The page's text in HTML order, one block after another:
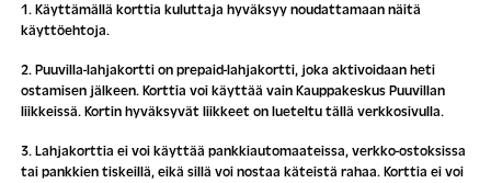
1. Käyttämällä korttia kuluttaja hyväksyy noudattamaan näitä
käyttöehtoja.
2. Puuvilla-lahjakortti on prepaid-lahjakortti, joka aktivoidaan heti
ostamisen jälkeen. Korttia voi käyttää vain Kauppakeskus Puuvillan
liikkeissä. Kortin hyväksyvät liikkeet on lueteltu tällä verkkosivulla.
3. Lahjakorttia ei voi käyttää pankkiautomaateissa, verkko-ostoksissa
tai pankkien tiskeillä, eikä sillä voi nostaa käteistä rahaa. Korttia ei voi